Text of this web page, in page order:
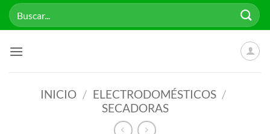
Saltar
Buscar
por:
INICIO / ELECTRODOMÉSTICOS /
SECADORAS